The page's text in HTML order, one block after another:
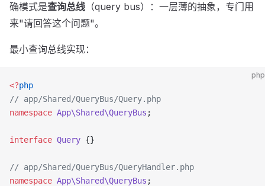
确模式是查询总线 （query bus）：一层薄的抽象，专门用
来"请回答这个问题"。
最小查询总线实现：
php
<?php
// app/Shared/QueryBus/Query.php
namespace App\Shared\QueryBus ;
interface Query {}
// app/Shared/QueryBus/QueryHandler.php
namespace App\Shared\QueryBus ;